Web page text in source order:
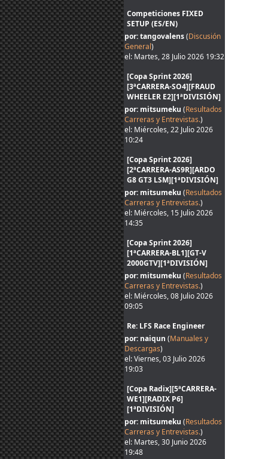
Competiciones FIXED
SETUP (ES/EN)
por: tangovalens(Discusión
General)
el: Martes, 28 Julio 2026 19:32
[Copa Sprint 2026]
[3ªCARRERA-SO4][FRAUD
WHEELER E2][1ªDIVISIÓN]
por: mitsumeku (Resultados
Carreras y Entrevistas.)
el: Miércoles, 22 Julio 2026
10:24
[Copa Sprint 2026]
[2ªCARRERA-AS9R][ARDO
G8 GT3 LSM][1ªDIVISIÓN]
por: mitsumeku (Resultados
Carreras y Entrevistas.)
el: Miércoles, 15 Julio 2026
14:35
[Copa Sprint 2026]
[1ªCARRERA-BL1][GT-V
2000GTV][1ªDIVISIÓN]
por: mitsumeku (Resultados
Carreras y Entrevistas.)
el: Miércoles, 08 Julio 2026
09:05
Re: LFS Race Engineer
por: naiqun (Manuales y
Descargas)
el: Viernes, 03 Julio 2026
19:03
[Copa Radix][5ªCARRERA-
WE1][RADIX P6]
[1ªDIVISIÓN]
por: mitsumeku (Resultados
Carreras y Entrevistas.)
el: Martes, 30 Junio 2026
19:48